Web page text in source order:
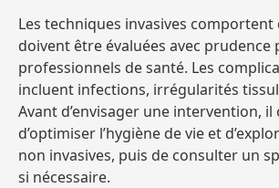
Les techniques invasives comportent
doivent être évaluées avec prudence
professionnels de santé. Les
incluent infections, irrégularités
Avant d’envisager une intervention, il
d’optimiser l’hygiène de vie et
non invasives, puis de consulter un
si nécessaire.